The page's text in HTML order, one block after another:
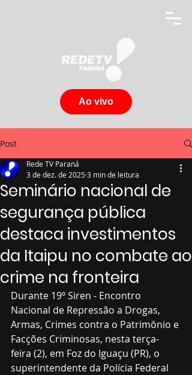
Ao vivo
Post
Seminário nacional de
segurança pública
destaca investimentos
da Itaipu no combate ao
crime na fronteira
Rede TV Paraná
3 de dez. de 20253 min de leitura
Durante 19º Siren - Encontro
Nacional de Repressão a Drogas,
Armas, Crimes contra o Patrimônio e
Facções Criminosas, nesta terça-
feira (2), em Foz do Iguaçu (PR), o
superintendente da Polícia Federal